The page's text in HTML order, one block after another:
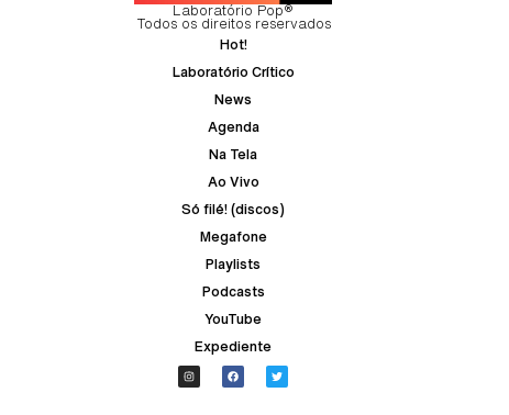
Laboratório Pop®
Todos os direitos reservados
Hot!
Laboratório Crítico
News
Agenda
Na Tela
Ao Vivo
Só filé! (discos)
Megafone
Playlists
Podcasts
YouTube
Expediente